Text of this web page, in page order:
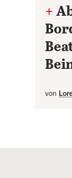
+
von